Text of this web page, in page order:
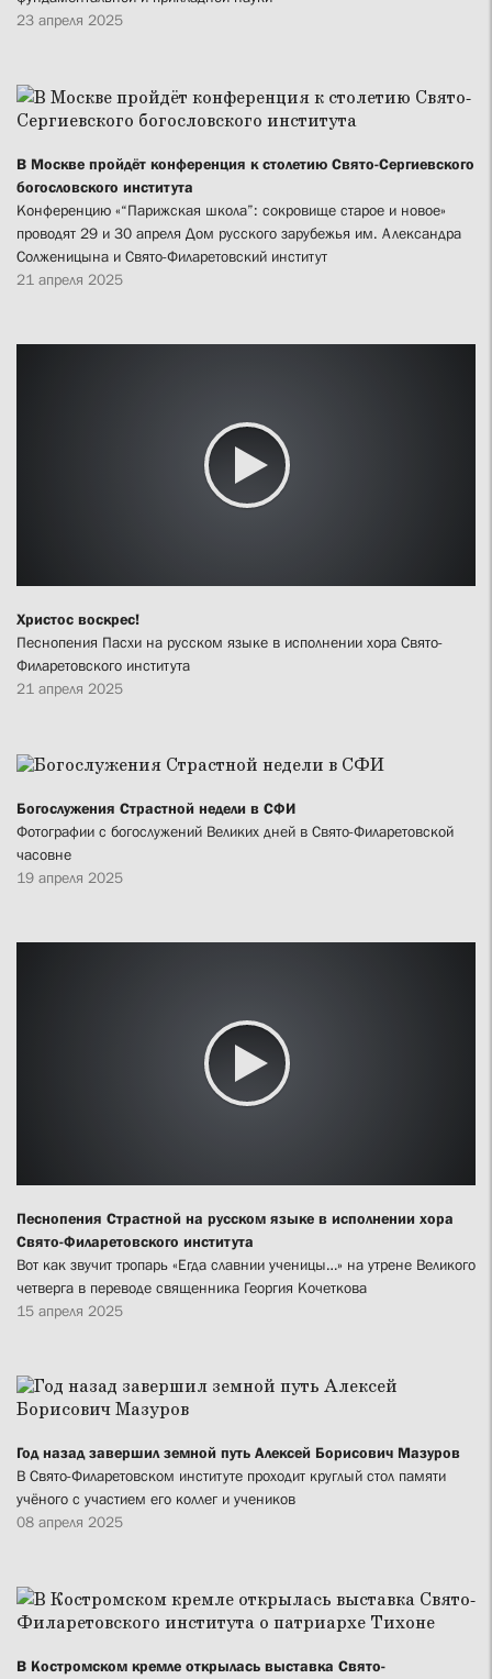
23 апреля 2025
В Москве пройдёт конференция к столетию Свято-Сергиевского
богословского института
Конференцию «“Парижская школа”: сокровище старое и новое»
проводят 29 и 30 апреля Дом русского зарубежья им. Александра
Солженицына и Свято-Филаретовский институт
21 апреля 2025
Христос воскрес!
Песнопения Пасхи на русском языке в исполнении хора Свято-
Филаретовского института
21 апреля 2025
Богослужения Страстной недели в СФИ
Фотографии с богослужений Великих дней в Свято-Филаретовской
часовне
19 апреля 2025
Песнопения Страстной на русском языке в исполнении хора
Свято-Филаретовского института
Вот как звучит тропарь «Егда славнии ученицы…» на утрене Великого
четверга в переводе священника Георгия Кочеткова
15 апреля 2025
Год назад завершил земной путь Алексей Борисович Мазуров
В Свято-Филаретовском институте проходит круглый стол памяти
учёного с участием его коллег и учеников
08 апреля 2025
В Костромском кремле открылась выставка Свято-